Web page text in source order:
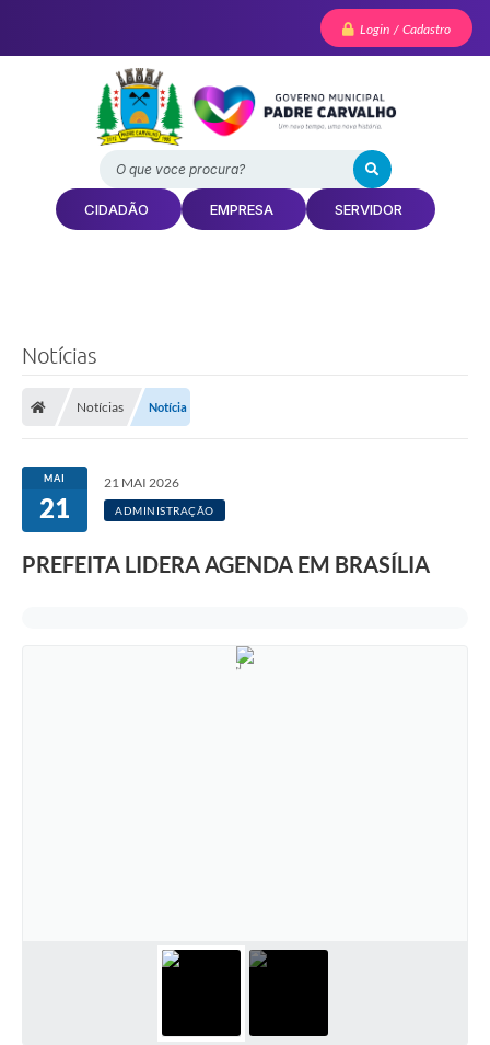
Login / Cadastro
O que voce procura?
CIDADÃO EMPRESA SERVIDOR
Notícias
Notícias Notícia
MAI
21
21 MAI 2026
ADMINISTRAÇÃO
PREFEITA LIDERA AGENDA EM BRASÍLIA